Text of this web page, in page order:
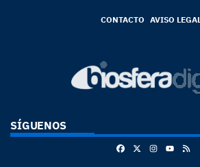
CONTACTO AVISO LEGAL
SÍGUENOS
FacebookInstagram